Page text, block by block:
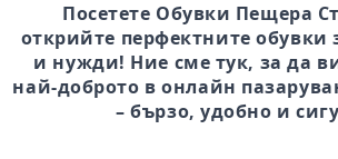
Посетете Обувки Пещера
открийте перфектните обувки
и нужди! Ние сме тук, за да
най-доброто в онлайн
– бързо, удобно и